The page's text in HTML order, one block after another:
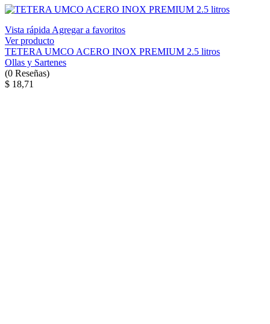
Vista rápida Agregar a favoritos
Ver producto
TETERA UMCO ACERO INOX PREMIUM 2.5 litros
Ollas y Sartenes
(0 Reseñas)
$ 18,71